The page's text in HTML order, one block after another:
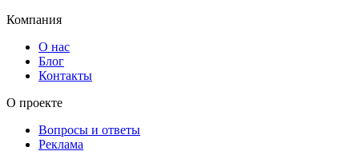
Компания
О нас
Блог
Контакты
О проекте
Вопросы и ответы
Реклама